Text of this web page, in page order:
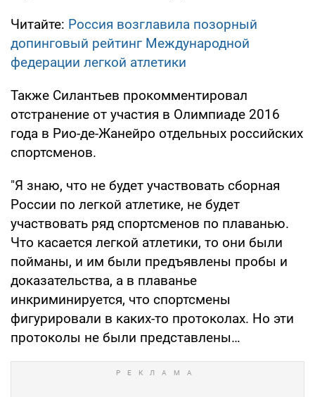
Читайте: Россия возглавила позорный
допинговый рейтинг Международной
федерации легкой атлетики
Также Силантьев прокомментировал
отстранение от участия в Олимпиаде 2016
года в Рио-де-Жанейро отдельных российских
спортсменов.
"Я знаю, что не будет участвовать сборная
России по легкой атлетике, не будет
участвовать ряд спортсменов по плаванью.
Что касается легкой атлетики, то они были
пойманы, и им были предъявлены пробы и
доказательства, а в плаванье
инкриминируется, что спортсмены
фигурировали в каких-то протоколах. Но эти
протоколы не были представлены…